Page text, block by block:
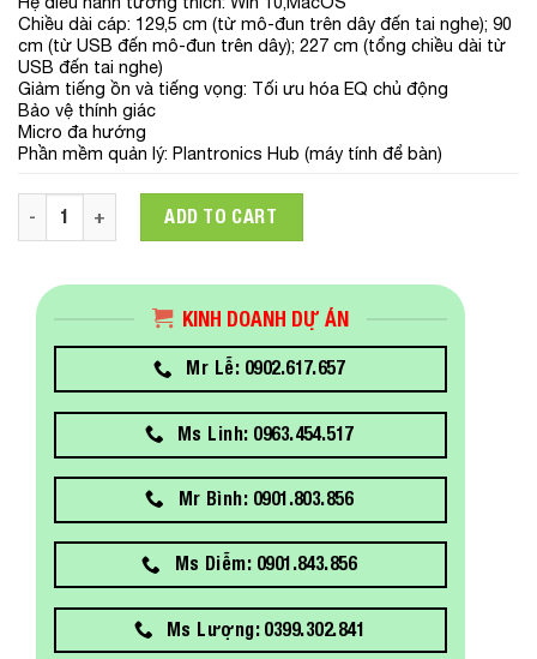
Chiều dài cáp: 129,5 cm (từ mô-đun trên dây đến tai nghe); 90
cm (từ USB đến mô-đun trên dây); 227 cm (tổng chiều dài từ
USB đến tai nghe)
Giảm tiếng ồn và tiếng vọng: Tối ưu hóa EQ chủ động
Bảo vệ thính giác
Micro đa hướng
Phần mềm quản lý: Plantronics Hub (máy tính để bàn)
8X229A6 Tai Nghe Poly BW 3225 STEREO USB-C Headset
ADD TO CART
KINH DOANH DỰ ÁN
Mr Lễ: 0902.617.657
Ms Linh: 0963.454.517
Mr Bình: 0901.803.856
Ms Diễm: 0901.843.856
Ms Lượng: 0399.302.841